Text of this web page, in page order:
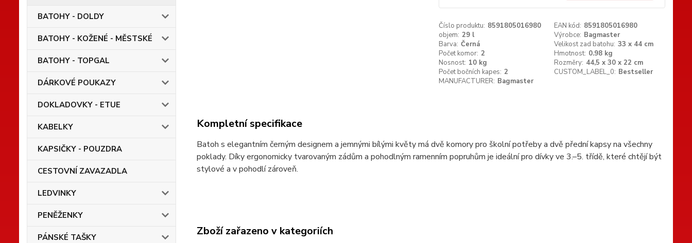
BATOHY - DOLDY
BATOHY - KOŽENÉ - MĚSTSKÉ
BATOHY - TOPGAL
DÁRKOVÉ POUKAZY
DOKLADOVKY - ETUE
KABELKY
KAPSIČKY - POUZDRA
CESTOVNÍ ZAVAZADLA
LEDVINKY
PENĚŽENKY
PÁNSKÉ TAŠKY
Číslo produktu: 8591805016980 EAN kód: 8591805016980
objem: 29 l Výrobce: Bagmaster
Barva: Černá Velikost zad batohu: 33 x 44 cm
Počet komor: 2 Hmotnost: 0.98 kg
Nosnost: 10 kg Rozměry: 44,5 x 30 x 22 cm
Počet bočních kapes: 2 CUSTOM_LABEL_0: Bestseller
MANUFACTURER: Bagmaster
Kompletní specifikace
Batoh s elegantním černým designem a jemnými bílými květy má dvě komory pro školní potřeby a dvě přední kapsy na všechny
poklady. Díky ergonomicky tvarovaným zádům a pohodlným ramenním popruhům je ideální pro dívky ve 3.–5. třídě, které chtějí být
stylové a v pohodlí zároveň.
Zboží zařazeno v kategoriích